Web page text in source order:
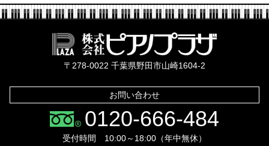
〒278-0022 千葉県野田市山崎1604-2
お問い合わせ
0120-666-484
受付時間 10:00～18:00（年中無休）